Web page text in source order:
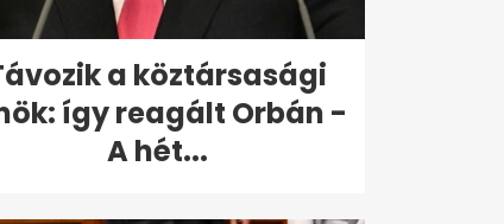
a köztársasági
így reagált Orbán -
A hét...